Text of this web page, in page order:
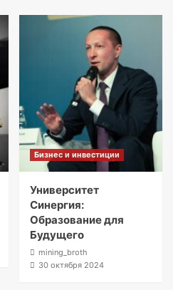
Бизнес и инвестиции
Университет
Синергия:
Образование для
Будущего
mining_broth
30 октября 2024